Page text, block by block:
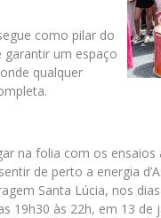
como pilar do
garantir um espaço
qualquer
na folia com os
de perto a energia
Santa Lúcia, nos
19h30 às 22h, em 13